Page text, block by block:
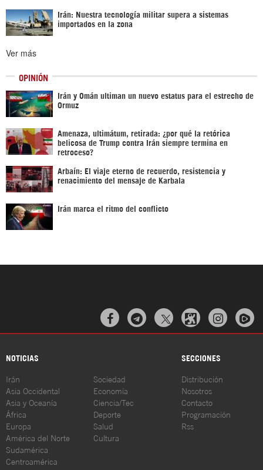
Irán: Nuestra tecnología militar supera a sistemas
importados en la zona
Ver más
OPINIÓN
Irán y Omán ultiman un nuevo estatus para el estrecho de
Ormuz
Amenaza, ultimátum, retirada: ¿por qué la retórica
belicosa de Trump contra Irán siempre termina en
retroceso?
Arbaín: El viaje eterno de recuerdo, resistencia y
renacimiento del mensaje de Karbala
Irán marca el ritmo del conflicto
  
NOTICIAS SECCIONES
Irán
Asia Occidental
Asia y Oceanía
África
Europa
América del Norte
Sudamérica
Centroamérica
Sociedad
Economía
Ciencia/Tec
Deporte
Salud
Cultura
Distribución
Nosotros
Contacto
Programación
Rss